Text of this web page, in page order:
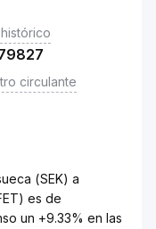
circulante
(SEK) a
es de
un +9.33% en las